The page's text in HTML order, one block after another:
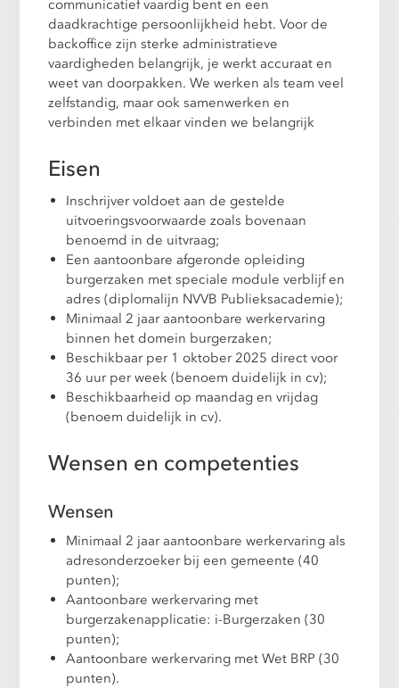
communicatief vaardig bent en een
daadkrachtige persoonlijkheid hebt. Voor de
backoffice zijn sterke administratieve
vaardigheden belangrijk, je werkt accuraat en
weet van doorpakken. We werken als team veel
zelfstandig, maar ook samenwerken en
verbinden met elkaar vinden we belangrijk
Eisen
Inschrijver voldoet aan de gestelde
uitvoeringsvoorwaarde zoals bovenaan
benoemd in de uitvraag;
Een aantoonbare afgeronde opleiding
burgerzaken met speciale module verblijf en
adres (diplomalijn NVVB Publieksacademie);
Minimaal 2 jaar aantoonbare werkervaring
binnen het domein burgerzaken;
Beschikbaar per 1 oktober 2025 direct voor
36 uur per week (benoem duidelijk in cv);
Beschikbaarheid op maandag en vrijdag
(benoem duidelijk in cv).
Wensen en competenties
Wensen
Minimaal 2 jaar aantoonbare werkervaring als
adresonderzoeker bij een gemeente (40
punten);
Aantoonbare werkervaring met
burgerzakenapplicatie: i-Burgerzaken (30
punten);
Aantoonbare werkervaring met Wet BRP (30
punten).